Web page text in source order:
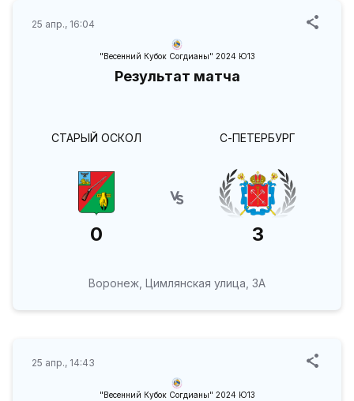
25 апр., 16:04
"Весенний Кубок Согдианы" 2024 Ю13
Результат матча
СТАРЫЙ ОСКОЛ
0
С-ПЕТЕРБУРГ
3
Воронеж, Цимлянская улица, 3А
25 апр., 14:43
"Весенний Кубок Согдианы" 2024 Ю13